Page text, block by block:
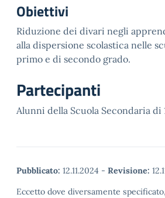
Obiettivi
Riduzione dei divari negli
alla dispersione scolastica nelle
primo e di secondo grado.
Partecipanti
Alunni della Scuola Secondaria di
Pubblicato: 12.11.2024 - Revisione:
Eccetto dove diversamente